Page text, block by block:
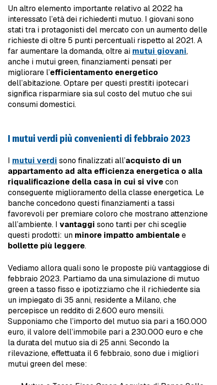
Un altro elemento importante relativo al 2022 ha
interessato l’età dei richiedenti mutuo. I giovani sono
stati tra i protagonisti del mercato con un aumento delle
richieste di oltre 5 punti percentuali rispetto al 2021. A
far aumentare la domanda, oltre ai mutui giovani,
anche i mutui green, finanziamenti pensati per
migliorare l’efficientamento energetico
dell’abitazione. Optare per questi prestiti ipotecari
significa risparmiare sia sul costo del mutuo che sui
consumi domestici.
I mutui verdi più convenienti di febbraio 2023
I mutui verdi sono finalizzati all’acquisto di un
appartamento ad alta efficienza energetica o alla
riqualificazione della casa in cui si vivecon
conseguente miglioramento della classe energetica. Le
banche concedono questi finanziamenti a tassi
favorevoli per premiare coloro che mostrano attenzione
all’ambiente. I vantaggi sono tanti per chi sceglie
questi prodotti: un minore impatto ambientalee
bollette più leggere.
Vediamo allora quali sono le proposte più vantaggiose di
febbraio 2023. Partiamo da una simulazione di mutuo
green a tasso fisso e ipotizziamo che il richiedente sia
un impiegato di 35 anni, residente a Milano, che
percepisce un reddito di 2.600 euro mensili.
Supponiamo che l’importo del mutuo sia pari a 160.000
euro, il valore dell’immobile pari a 230.000 euro e che
la durata del mutuo sia di 25 anni. Secondo la
rilevazione, effettuata il 6 febbraio, sono due i migliori
mutui green del mese: